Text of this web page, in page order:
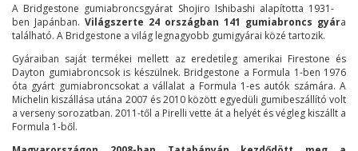
A Bridgestone gumiabroncsgyárat Shojiro Ishibashi alapította 1931-
ben Japánban. Világszerte 24 országban 141 gumiabroncs gyára
található. A Bridgestone a világ legnagyobb gumigyárai közé tartozik.
Gyáraiban saját termékei mellett az eredetileg amerikai Firestone és
Dayton gumiabroncsok is készülnek. Bridgestone a Formula 1-ben 1976
óta gyárt gumiabroncsokat a vállalat a Formula 1-es autók számára. A
Michelin kiszállása utána 2007 és 2010 között egyedüli gumibeszállító volt
a verseny sorozatban. 2011-től a Pirelli vette át a helyét és végleg kiszállt a
Formula 1-ből.